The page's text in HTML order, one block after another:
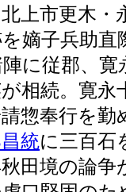
上市更木・
嫡子兵助
陣に従郡、
相続。寛永
請惣奉行を
統に三百石
田境の論